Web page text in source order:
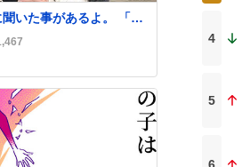
た事があるよ。 「カ
、アイツが海から上が
4
5